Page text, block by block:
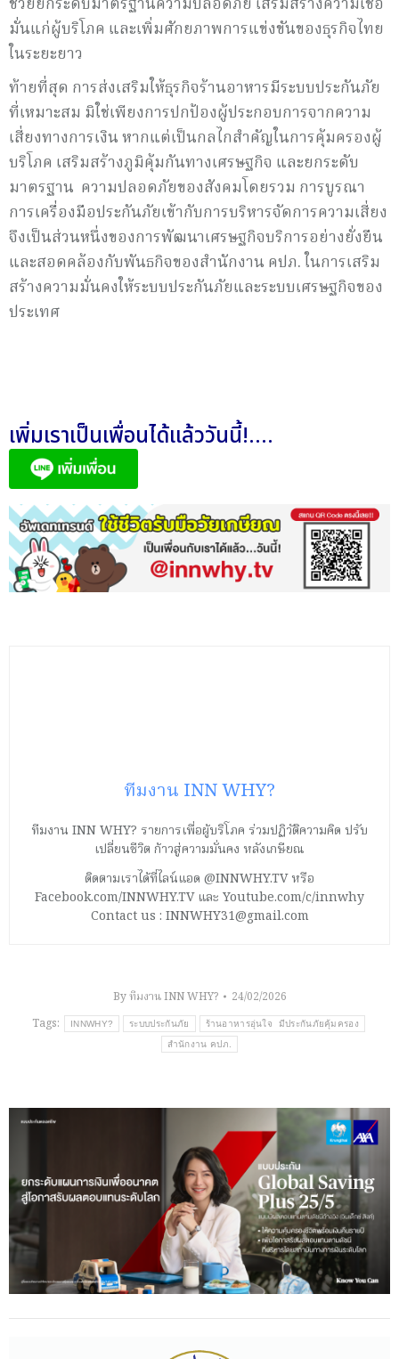
ช่วยยกระดับมาตรฐานความปลอดภัย เสริมสร้างความเชื่อ
มั่นแก่ผู้บริโภค และเพิ่มศักยภาพการแข่งขันของธุรกิจไทย
ในระยะยาว
ท้ายที่สุด การส่งเสริมให้ธุรกิจร้านอาหารมีระบบประกันภัย
ที่เหมาะสม มิใช่เพียงการปกป้องผู้ประกอบการจากความ
เสี่ยงทางการเงิน หากแต่เป็นกลไกสำคัญในการคุ้มครองผู้
บริโภค เสริมสร้างภูมิคุ้มกันทางเศรษฐกิจ และยกระดับ
มาตรฐาน ความปลอดภัยของสังคมโดยรวม การบูรณา
การเครื่องมือประกันภัยเข้ากับการบริหารจัดการความเสี่ยง
จึงเป็นส่วนหนึ่งของการพัฒนาเศรษฐกิจบริการอย่างยั่งยืน
และสอดคล้องกับพันธกิจของสำนักงาน คปภ. ในการเสริม
สร้างความมั่นคงให้ระบบประกันภัยและระบบเศรษฐกิจของ
ประเทศ
เพิ่มเราเป็นเพื่อนได้แล้ววันนี้!....
ทีมงาน INN WHY?
ทีมงาน INN WHY? รายการเพื่อผู้บริโภค ร่วมปฏิวัติความคิด ปรับ
เปลี่ยนชีวิต ก้าวสู่ความมั่นคง หลังเกษียณ
ติดตามเราได้ที่ไลน์แอด @INNWHY.TV หรือ
Facebook.com/INNWHY.TV และ Youtube.com/c/innwhy
Contact us : INNWHY31@gmail.com
Byทีมงาน INN WHY?
24/02/2026
Tags:
INNWHY? ระบบประกันภัย ร้านอาหารอุ่นใจ มีประกันภัยคุ้มครอง
สำนักงาน คปภ.